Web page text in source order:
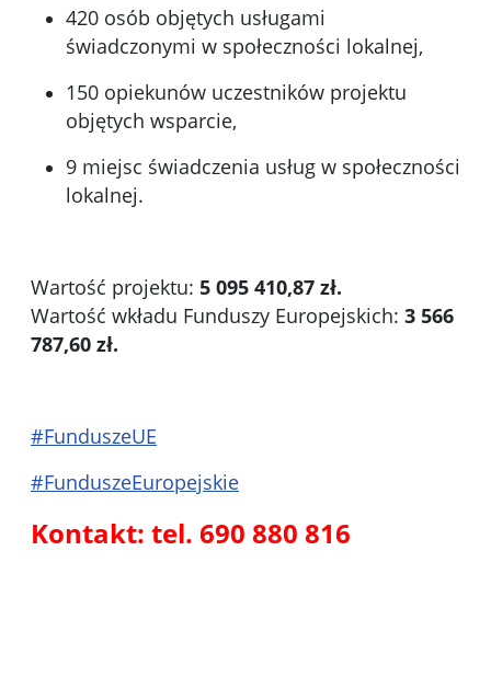
420 osób objętych usługami
świadczonymi w społeczności lokalnej,
150 opiekunów uczestników projektu
objętych wsparcie,
9 miejsc świadczenia usług w społeczności
lokalnej.
Wartość projektu: 5 095 410,87 zł.
Wartość wkładu Funduszy Europejskich: 3 566
787,60 zł.
#FunduszeUE
#FunduszeEuropejskie
Kontakt: tel. 690 880 816